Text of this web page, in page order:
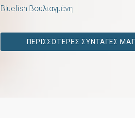
Bluefish Βουλιαγμένη
ΠΕΡΙΣΣΌΤΕΡΕΣ ΣΥΝΤΑΓΈΣ